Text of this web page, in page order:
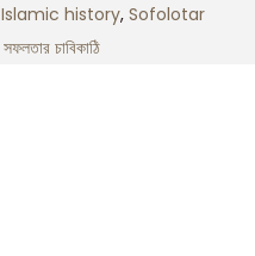
Islamic history, Sofolotar
সফলতার চাবিকাঠি